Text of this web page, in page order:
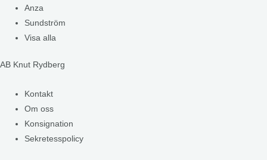
Anza
Sundström
Visa alla
AB Knut Rydberg
Kontakt
Om oss
Konsignation
Sekretesspolicy